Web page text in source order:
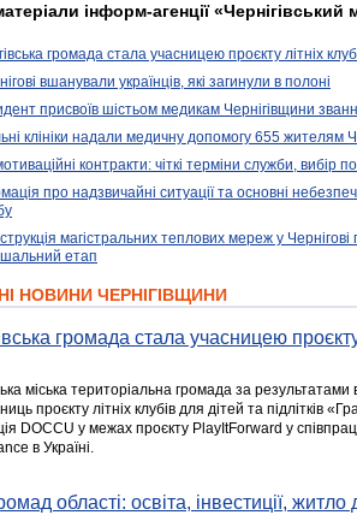
інформ-агенції «Чернігівський
громада стала учасницею проєкту літніх
вшанували українців, які загинули в полоні
присвоїв шістьом медикам Чернігівщини
клініки надали медичну допомогу 655 жителям
контракти: чіткі терміни служби, вибір
про надзвичайні ситуації та основні
магістральних теплових мереж у
етап
НОВИНИ ЧЕРНІГІВЩИНИ
громада стала учасницею
міська територіальна громада за
проєкту літніх клубів для дітей та підлітків
DOCCU у межах проєкту PlayItForward у
в Україні.
області: освіта, інвестиції,